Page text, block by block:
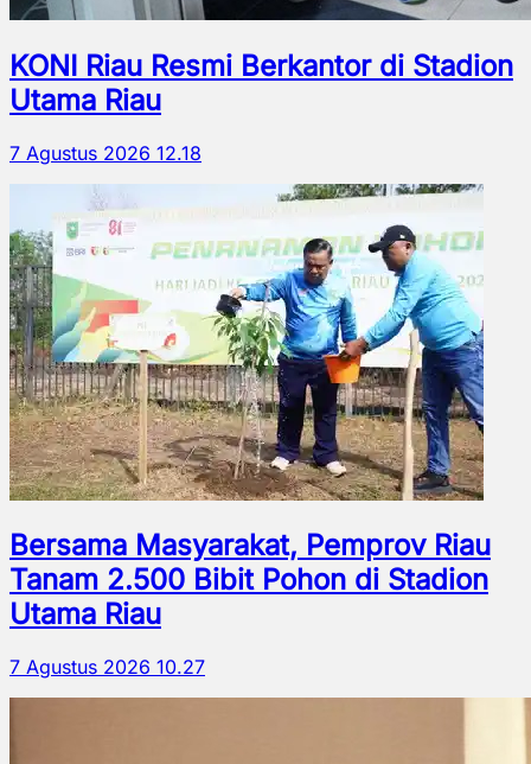
KONI Riau Resmi Berkantor di Stadion
Utama Riau
7 Agustus 2026 12.18
Bersama Masyarakat, Pemprov Riau
Tanam 2.500 Bibit Pohon di Stadion
Utama Riau
7 Agustus 2026 10.27